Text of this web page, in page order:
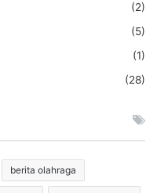
(2)
(5)
(1)
(28)
berita olahraga